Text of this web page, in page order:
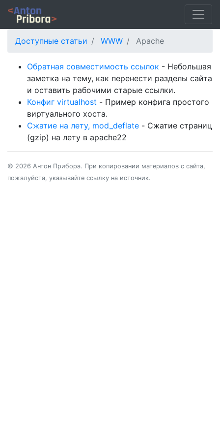
Доступные статьи WWW Apache
Обратная совместимость ссылок - Небольшая
заметка на тему, как перенести разделы сайта
и оставить рабочими старые ссылки.
Конфиг virtualhost - Пример конфига простого
виртуального хоста.
Сжатие на лету, mod_deflate - Сжатие страниц
(gzip) на лету в apache22
© 2026 Антон Прибора. При копировании материалов с сайта,
пожалуйста, указывайте ссылку на источник.